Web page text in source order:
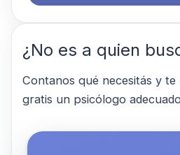
¿No es a quien
Contanos qué necesitás y te
gratis un psicólogo